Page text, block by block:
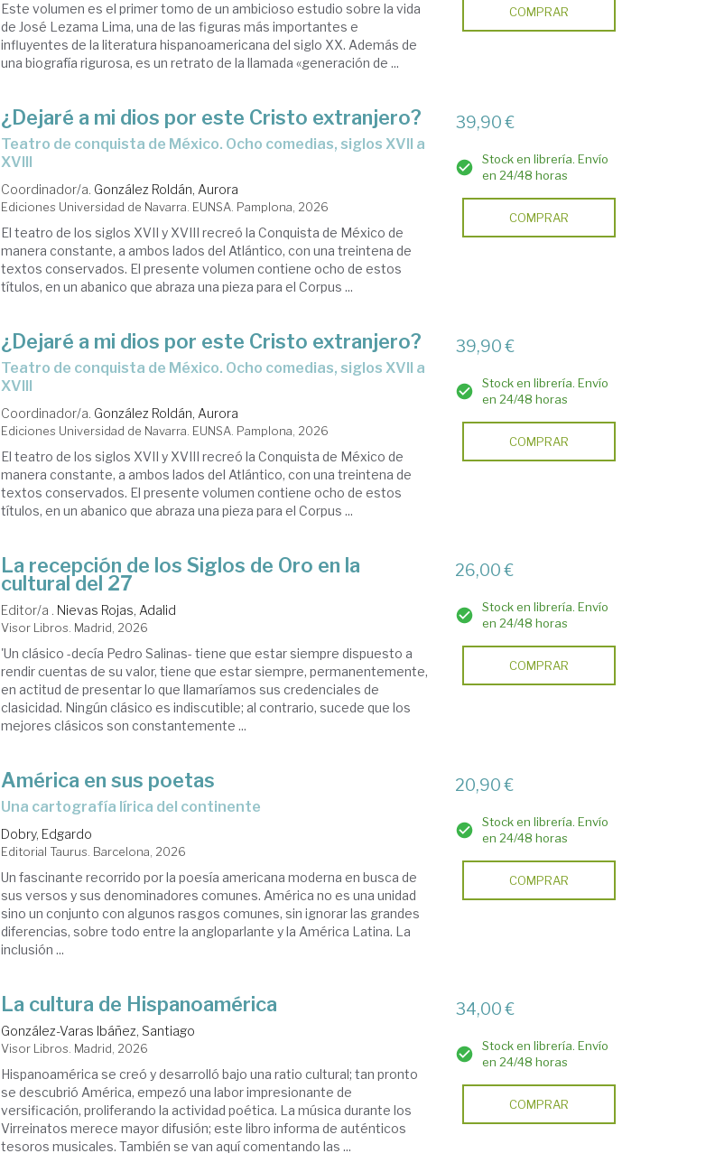
Este volumen es el primer tomo de un ambicioso estudio sobre la vida
de José Lezama Lima, una de las figuras más importantes e
influyentes de la literatura hispanoamericana del siglo XX. Además de
una biografía rigurosa, es un retrato de la llamada «generación de ...
COMPRAR
¿Dejaré a mi dios por este Cristo extranjero?
Teatro de conquista de México. Ocho comedias, siglos XVII a
XVIII
Coordinador/a. González Roldán, Aurora
Ediciones Universidad de Navarra. EUNSA. Pamplona, 2026
El teatro de los siglos XVII y XVIII recreó la Conquista de México de
manera constante, a ambos lados del Atlántico, con una treintena de
textos conservados. El presente volumen contiene ocho de estos
títulos, en un abanico que abraza una pieza para el Corpus ...
39,90 €
Stock en librería. Envío
en 24/48 horas
COMPRAR
¿Dejaré a mi dios por este Cristo extranjero?
Teatro de conquista de México. Ocho comedias, siglos XVII a
XVIII
Coordinador/a. González Roldán, Aurora
Ediciones Universidad de Navarra. EUNSA. Pamplona, 2026
El teatro de los siglos XVII y XVIII recreó la Conquista de México de
manera constante, a ambos lados del Atlántico, con una treintena de
textos conservados. El presente volumen contiene ocho de estos
títulos, en un abanico que abraza una pieza para el Corpus ...
39,90 €
Stock en librería. Envío
en 24/48 horas
COMPRAR
La recepción de los Siglos de Oro en la
cultural del 27
Editor/a . Nievas Rojas, Adalid
Visor Libros. Madrid, 2026
'Un clásico -decía Pedro Salinas- tiene que estar siempre dispuesto a
rendir cuentas de su valor, tiene que estar siempre, permanentemente,
en actitud de presentar lo que llamaríamos sus credenciales de
clasicidad. Ningún clásico es indiscutible; al contrario, sucede que los
mejores clásicos son constantemente ...
26,00 €
Stock en librería. Envío
en 24/48 horas
COMPRAR
América en sus poetas
Una cartografía lírica del continente
Dobry, Edgardo
Editorial Taurus. Barcelona, 2026
Un fascinante recorrido por la poesía americana moderna en busca de
sus versos y sus denominadores comunes. América no es una unidad
sino un conjunto con algunos rasgos comunes, sin ignorar las grandes
diferencias, sobre todo entre la angloparlante y la América Latina. La
inclusión ...
20,90 €
Stock en librería. Envío
en 24/48 horas
COMPRAR
La cultura de Hispanoamérica
González-Varas Ibáñez, Santiago
Visor Libros. Madrid, 2026
Hispanoamérica se creó y desarrolló bajo una ratio cultural; tan pronto
se descubrió América, empezó una labor impresionante de
versificación, proliferando la actividad poética. La música durante los
Virreinatos merece mayor difusión; este libro informa de auténticos
tesoros musicales. También se van aquí comentando las ...
34,00 €
Stock en librería. Envío
en 24/48 horas
COMPRAR